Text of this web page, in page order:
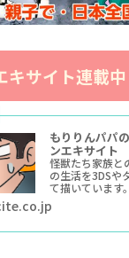
キサイト連載中
もりりんパパ
ンエキサイト
怪獣たち家族と
の生活を3DSや
て描いています。